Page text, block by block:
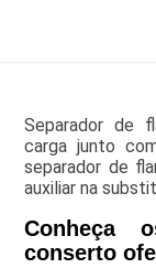
Separador de
carga junto
separador de
auxiliar na
Conheça
conserto